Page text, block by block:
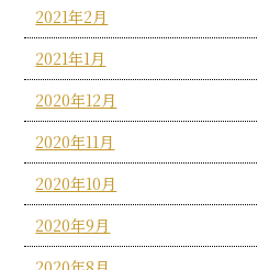
2021年2月
2021年1月
2020年12月
2020年11月
2020年10月
2020年9月